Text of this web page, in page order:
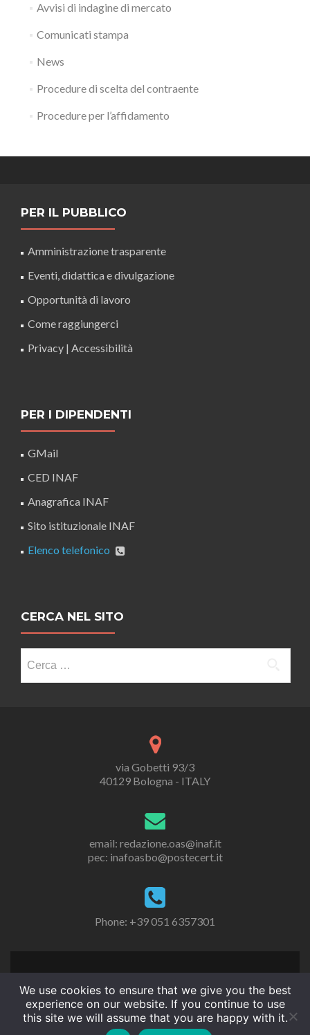
Avvisi di indagine di mercato
Comunicati stampa
News
Procedure di scelta del contraente
Procedure per l’affidamento
PER IL PUBBLICO
Amministrazione trasparente
Eventi, didattica e divulgazione
Opportunità di lavoro
Come raggiungerci
Privacy | Accessibilità
PER I DIPENDENTI
GMail
CED INAF
Anagrafica INAF
Sito istituzionale INAF
Elenco telefonico
CERCA NEL SITO
per:
via Gobetti 93/3
40129 Bologna - ITALY
email: redazione.oas@inaf.it
pec: inafoasbo@postecert.it
Phone: +39 051 6357301
We use cookies to ensure that we give you the best
experience on our website. If you continue to use
this site we will assume that you are happy with it.